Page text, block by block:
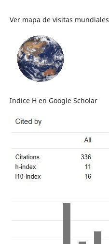
Ver mapa de visitas mundiales
Indice H en Google Scholar